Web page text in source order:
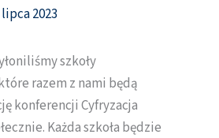
lipca 2023
szkoły
razem z nami będą
konferencji Cyfryzacja
Każda szkoła będzie